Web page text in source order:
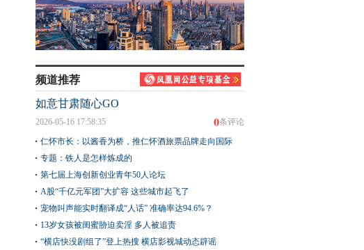
频道推荐
如意甘肃随心GO
0条评论
2026-05-16 17:58:35
仁怀市长：以酱香为桥，推仁怀酒旅票品牌走向国际
专题：铁人是怎样炼成的
第七届上海创新创业青年50人论坛
A股“千亿元军团”大扩容 这些城市起飞了
宠物叫声能实时翻译成“人话” 准确率达94.6%？
13岁女孩被闺蜜胁迫卖淫 多人被追责
“横店快没剧组了”登上热搜 横店影视城动态辟谣